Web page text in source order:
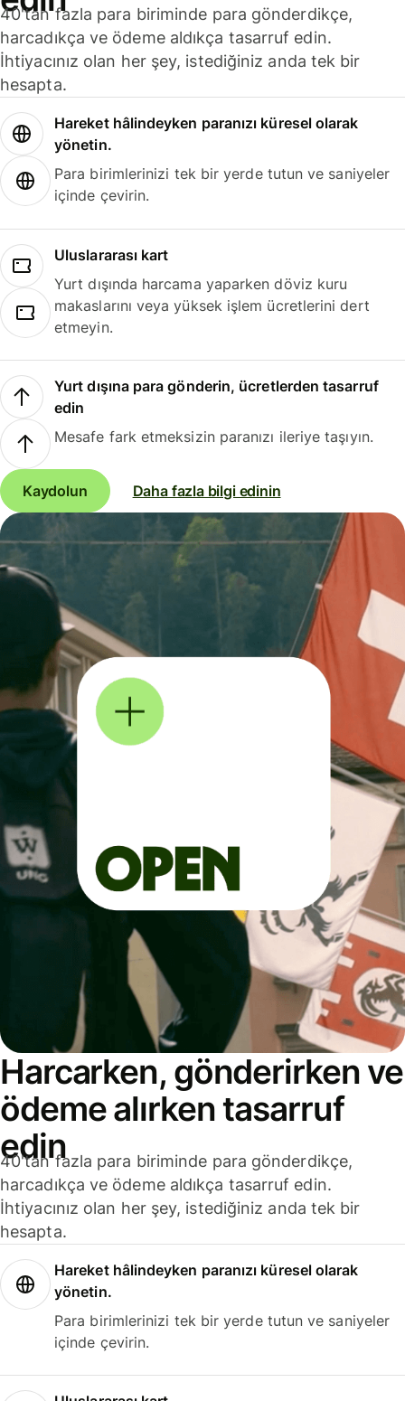
40'tan fazla para biriminde para gönderdikçe,
harcadıkça ve ödeme aldıkça tasarruf edin.
İhtiyacınız olan her şey, istediğiniz anda tek bir
hesapta.
Hareket hâlindeyken paranızı küresel olarak
yönetin.
Para birimlerinizi tek bir yerde tutun ve saniyeler
içinde çevirin.
Uluslararası kart
Yurt dışında harcama yaparken döviz kuru
makaslarını veya yüksek işlem ücretlerini dert
etmeyin.
Yurt dışına para gönderin, ücretlerden tasarruf
edin
Mesafe fark etmeksizin paranızı ileriye taşıyın.
Kaydolun Daha fazla bilgi edinin
Harcarken, gönderirken ve
ödeme alırken tasarruf
edin
40'tan fazla para biriminde para gönderdikçe,
harcadıkça ve ödeme aldıkça tasarruf edin.
İhtiyacınız olan her şey, istediğiniz anda tek bir
hesapta.
Hareket hâlindeyken paranızı küresel olarak
yönetin.
Para birimlerinizi tek bir yerde tutun ve saniyeler
içinde çevirin.